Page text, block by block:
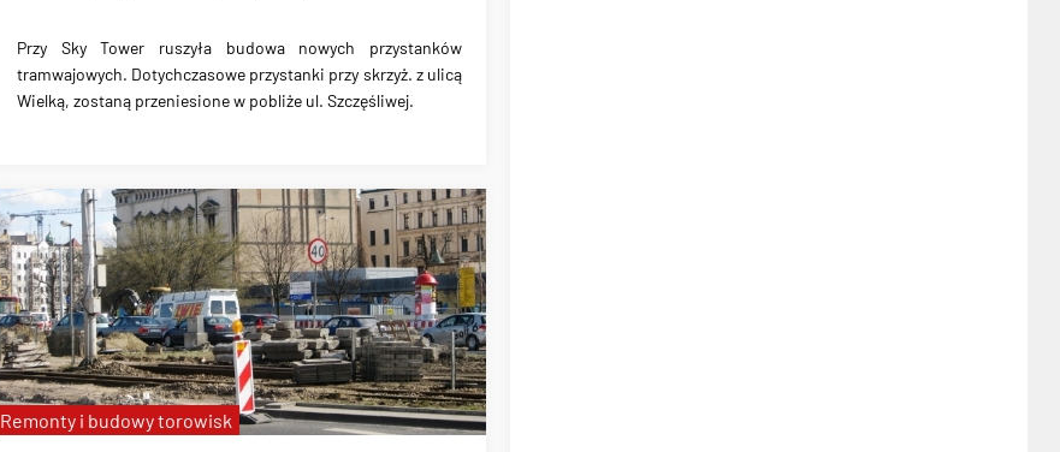
Przy Sky Tower ruszyła budowa nowych przystanków
tramwajowych. Dotychczasowe przystanki przy skrzyż. z ulicą
Wielką, zostaną przeniesione w pobliże ul. Szczęśliwej.
Remonty i budowy torowisk